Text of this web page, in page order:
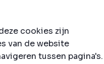
cookies zijn
van de website
tussen pagina's.